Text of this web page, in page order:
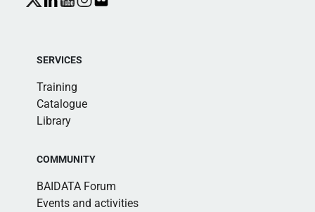
SERVICES
Training
Catalogue
Library
COMMUNITY
BAIDATA Forum
Events and activities